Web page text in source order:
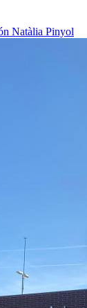
Natàlia Pinyol